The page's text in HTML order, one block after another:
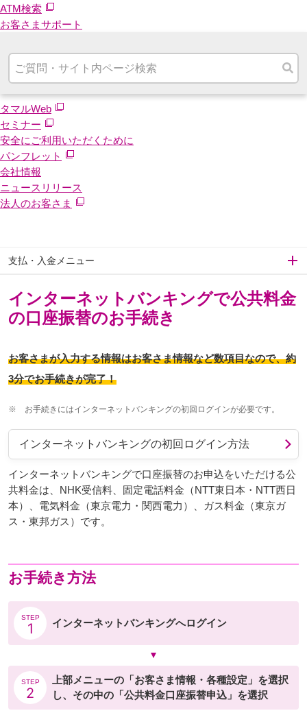
ATM検索
お客さまサポート
タマルWeb
セミナー
安全にご利用いただくために
パンフレット
会社情報
ニュースリリース
法人のお客さま
支払・入金メニュー
インターネットバンキングで公共料金
の口座振替のお手続き
お客さまが入力する情報はお客さま情報など数項目なので、約
3分でお手続きが完了！
※ お手続きにはインターネットバンキングの初回ログインが必要です。
インターネットバンキングの初回ログイン方法
インターネットバンキングで口座振替のお申込をいただける公
共料金は、NHK受信料、固定電話料金（NTT東日本・NTT西日
本）、電気料金（東京電力・関西電力）、ガス料金（東京ガ
ス・東邦ガス）です。
お手続き方法
STEP
1 インターネットバンキングへログイン
STEP
2
上部メニューの「お客さま情報・各種設定」を選択
し、その中の「公共料金口座振替申込」を選択